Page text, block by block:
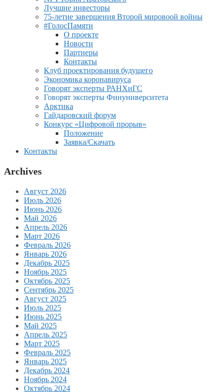
Лучшие инвесторы
75-летие завершения Второй мировоой войны
#ГолосПамяти
О проекте
Новости
Партнеры
Контакты
Клуб проектирования будущего
Экономика коронавируса
Говорят эксперты РАНХиГС
Говорят эксперты Финуниверситета
Арктика
Гайдаровский форум
Конкурс «Цифровой прорыв»
Положение
Заявка/Скачать
Контакты
Archives
Август 2026
Июль 2026
Июнь 2026
Май 2026
Апрель 2026
Март 2026
Февраль 2026
Январь 2026
Декабрь 2025
Ноябрь 2025
Октябрь 2025
Сентябрь 2025
Август 2025
Июль 2025
Июнь 2025
Май 2025
Апрель 2025
Март 2025
Февраль 2025
Январь 2025
Декабрь 2024
Ноябрь 2024
Октябрь 2024